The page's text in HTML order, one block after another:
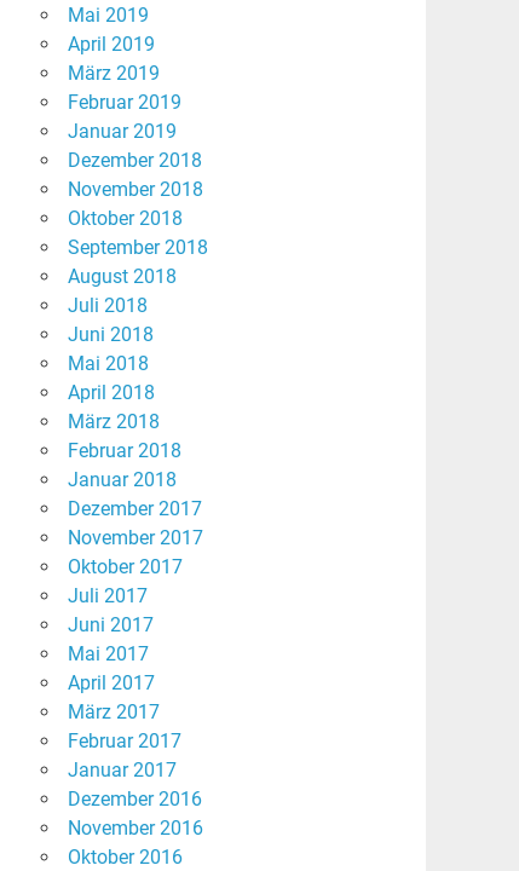
Mai 2019
April 2019
März 2019
Februar 2019
Januar 2019
Dezember 2018
November 2018
Oktober 2018
September 2018
August 2018
Juli 2018
Juni 2018
Mai 2018
April 2018
März 2018
Februar 2018
Januar 2018
Dezember 2017
November 2017
Oktober 2017
Juli 2017
Juni 2017
Mai 2017
April 2017
März 2017
Februar 2017
Januar 2017
Dezember 2016
November 2016
Oktober 2016